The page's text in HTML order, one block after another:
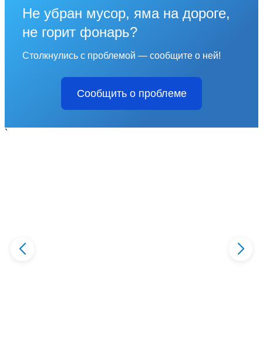
Не убран мусор, яма на дороге,
не горит фонарь?
Столкнулись с проблемой — сообщите о ней!
Сообщить о проблеме
`